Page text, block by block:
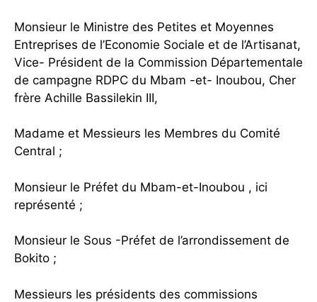
Monsieur le Ministre des Petites et Moyennes
Entreprises de l’Economie Sociale et de l’Artisanat,
Vice- Président de la Commission Départementale
de campagne RDPC du Mbam -et- Inoubou, Cher
frère Achille Bassilekin III,
Madame et Messieurs les Membres du Comité
Central ;
Monsieur le Préfet du Mbam-et-Inoubou , ici
représenté ;
Monsieur le Sous -Préfet de l’arrondissement de
Bokito ;
Messieurs les présidents des commissions